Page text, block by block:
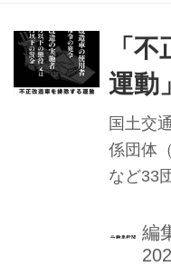
年にわ
体など
いる。
された
二輪車
合連合
いる。
「
運動
体・
国土交
係団体
など33
事務局
車を排
編